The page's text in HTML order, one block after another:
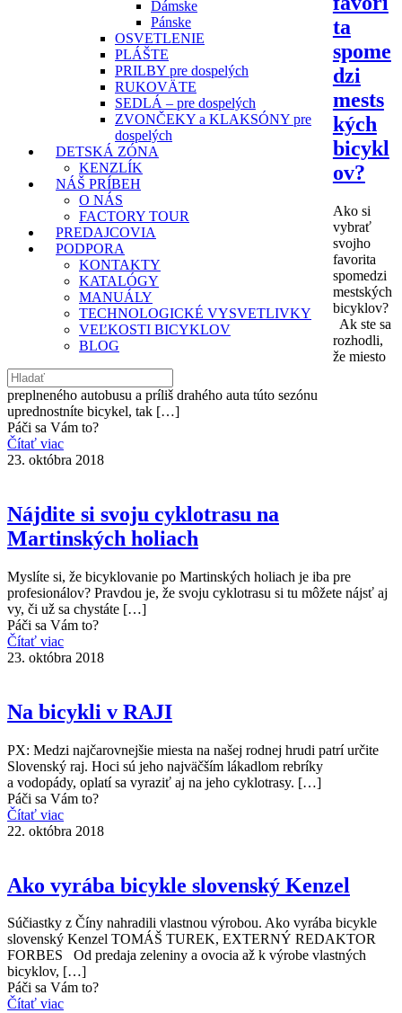
Dámske
Pánske
OSVETLENIE
PLÁŠTE
PRILBY pre dospelých
RUKOVÄTE
SEDLÁ – pre dospelých
ZVONČEKY a KLAKSÓNY pre
dospelých
DETSKÁ ZÓNA
KENZLÍK
NÁŠ PRÍBEH
O NÁS
FACTORY TOUR
PREDAJCOVIA
PODPORA
KONTAKTY
KATALÓGY
MANUÁLY
TECHNOLOGICKÉ VYSVETLIVKY
VEĽKOSTI BICYKLOV
BLOG
ta
spome
dzi
mests
kých
bicykl
ov?
Ako si
vybrať
svojho
favorita
spomedzi
mestských
bicyklov?
Ak ste sa
rozhodli,
že miesto
preplneného autobusu a príliš drahého auta túto sezónu
uprednostníte bicykel, tak […]
Páči sa Vám to?
Čítať viac
23. októbra 2018
Nájdite si svoju cyklotrasu na
Martinských holiach
Myslíte si, že bicyklovanie po Martinských holiach je iba pre
profesionálov? Pravdou je, že svoju cyklotrasu si tu môžete nájsť aj
vy, či už sa chystáte […]
Páči sa Vám to?
Čítať viac
23. októbra 2018
Na bicykli v RAJI
PX: Medzi najčarovnejšie miesta na našej rodnej hrudi patrí určite
Slovenský raj. Hoci sú jeho najväčším lákadlom rebríky
a vodopády, oplatí sa vyraziť aj na jeho cyklotrasy. […]
Páči sa Vám to?
Čítať viac
22. októbra 2018
Ako vyrába bicykle slovenský Kenzel
Súčiastky z Číny nahradili vlastnou výrobou. Ako vyrába bicykle
slovenský Kenzel TOMÁŠ TUREK, EXTERNÝ REDAKTOR
FORBES Od predaja zeleniny a ovocia až k výrobe vlastných
bicyklov, […]
Páči sa Vám to?
Čítať viac